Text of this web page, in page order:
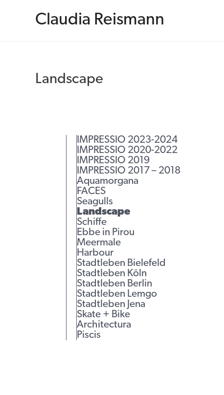
springenClaudia Reismann
Landscape
IMPRESSIO 2023-2024
IMPRESSIO 2020-2022
IMPRESSIO 2019
IMPRESSIO 2017 – 2018
Aquamorgana
FACES
Seagulls
Landscape
Schiffe
Ebbe in Pirou
Meermale
Harbour
Stadtleben Bielefeld
Stadtleben Köln
Stadtleben Berlin
Stadtleben Lemgo
Stadtleben Jena
Skate + Bike
Architectura
Piscis